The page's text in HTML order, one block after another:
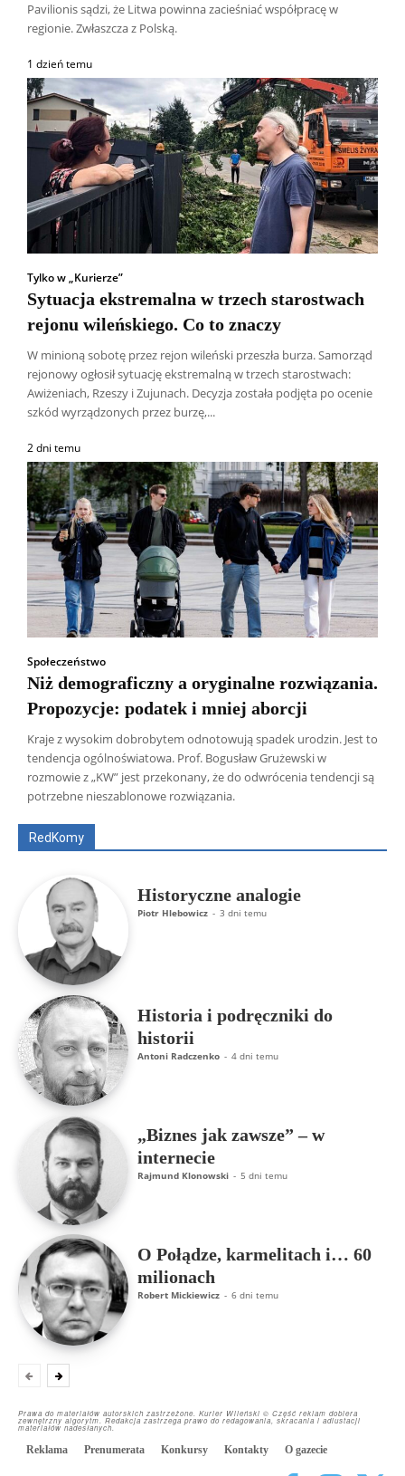
Pavilionis sądzi, że Litwa powinna zacieśniać współpracę w
regionie. Zwłaszcza z Polską.
1 dzień temu
Tylko w „Kurierze”
Sytuacja ekstremalna w trzech starostwach
rejonu wileńskiego. Co to znaczy
W minioną sobotę przez rejon wileński przeszła burza. Samorząd
rejonowy ogłosił sytuację ekstremalną w trzech starostwach:
Awiżeniach, Rzeszy i Zujunach. Decyzja została podjęta po ocenie
szkód wyrządzonych przez burzę,...
2 dni temu
Społeczeństwo
Niż demograficzny a oryginalne rozwiązania.
Propozycje: podatek i mniej aborcji
Kraje z wysokim dobrobytem odnotowują spadek urodzin. Jest to
tendencja ogólnoświatowa. Prof. Bogusław Grużewski w
rozmowie z „KW” jest przekonany, że do odwrócenia tendencji są
potrzebne nieszablonowe rozwiązania.
RedKomy
Wszyscy Aleksander Borowik
Antoni Radczenko
Artur Płokszto
Grzegorz Górny
ks. Jarosław Wąsowicz SDB
Historyczne analogie
Piotr Hlebowicz - 3 dni temu
Historia i podręczniki do
historii
Antoni Radczenko - 4 dni temu
„Biznes jak zawsze” – w
internecie
Rajmund Klonowski - 5 dni temu
O Połądze, karmelitach i… 60
milionach
Robert Mickiewicz - 6 dni temu
Prawa do materiałów autorskich zastrzeżone. Kurier Wileński © Część reklam dobiera
zewnętrzny algorytm. Redakcja zastrzega prawo do redagowania, skracania i adiustacji
materiałów nadesłanych.
Reklama Prenumerata Konkursy Kontakty O gazecie